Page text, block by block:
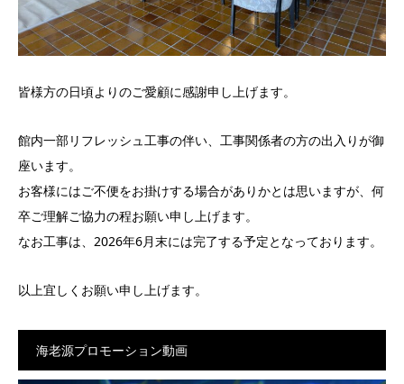
皆様方の日頃よりのご愛顧に感謝申し上げます。
館内一部リフレッシュ工事の伴い、工事関係者の方の出入りが御
座います。
お客様にはご不便をお掛けする場合がありかとは思いますが、何
卒ご理解ご協力の程お願い申し上げます。
なお工事は、2026年6月末には完了する予定となっております。
以上宜しくお願い申し上げます。
海老源プロモーション動画